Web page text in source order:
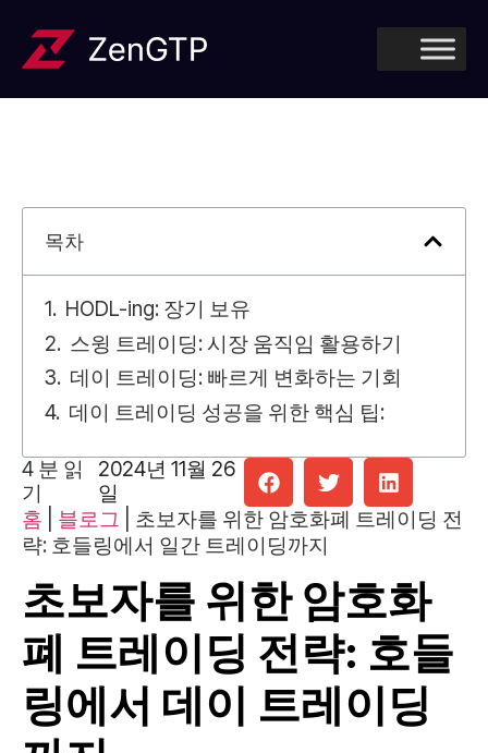
목차
HODL-ing: 장기 보유
스윙 트레이딩: 시장 움직임 활용하기
데이 트레이딩: 빠르게 변화하는 기회
데이 트레이딩 성공을 위한 핵심 팁:
4 분 읽
기
2024년 11월 26
일
홈
블로그
초보자를 위한 암호화폐 트레이딩 전
략: 호들링에서 일간 트레이딩까지
초보자를 위한 암호화
폐 트레이딩 전략: 호들
링에서 데이 트레이딩